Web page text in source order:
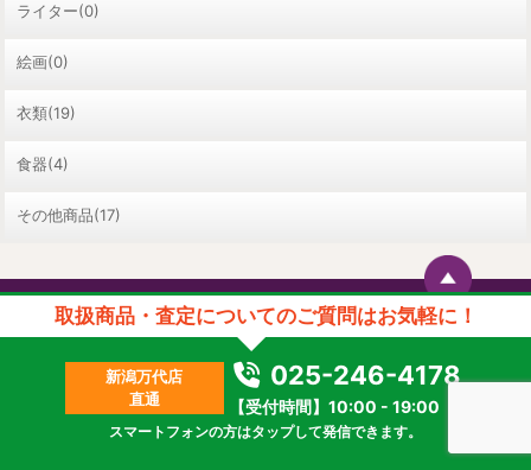
ライター(0)
絵画(0)
衣類(19)
食器(4)
その他商品(17)
お近くの店舗を探す
店舗一覧はこちら
取扱商品・査定についてのご質問はお気軽に！
新潟万代店
直通
025-246-4178
【受付時間】10:00 - 19:00
スマートフォンの方はタップして発信できます。